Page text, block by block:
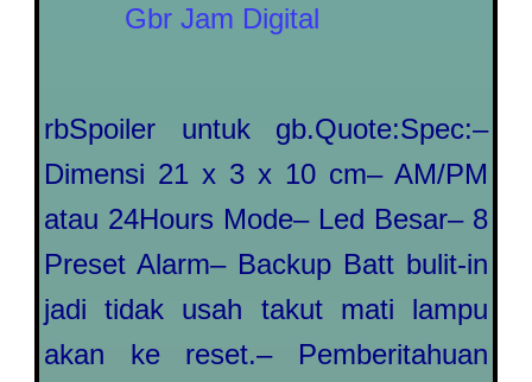
Gbr Jam Digital
rbSpoiler untuk gb.Quote:Spec:–
Dimensi 21 x 3 x 10 cm– AM/PM
atau 24Hours Mode– Led Besar– 8
Preset Alarm– Backup Batt bulit-in
jadi tidak usah takut mati lampu
akan ke reset.– Pemberitahuan